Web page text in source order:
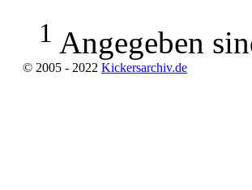
1 Angegeben
© 2005 - 2022 Kickersarchiv.de